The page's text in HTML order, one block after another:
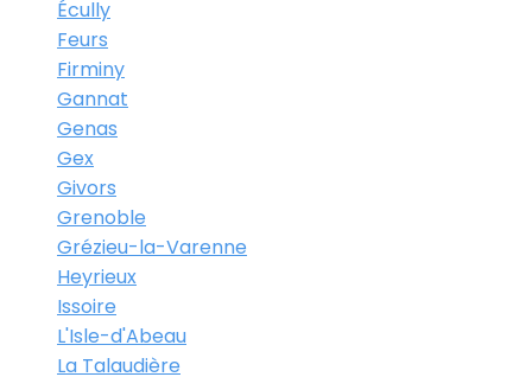
Écully
Feurs
Firminy
Gannat
Genas
Gex
Givors
Grenoble
Grézieu-la-Varenne
Heyrieux
Issoire
L'Isle-d'Abeau
La Talaudière